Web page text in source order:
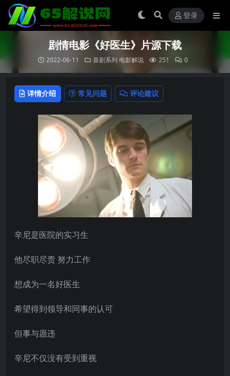
登录
剧情电影《好医生》片源下载
2022-06-11 喜剧系列 电影解说 251 0
详情介绍 常见问题 评论建议
辛尼是医院的实习生
他尽职尽责 努力工作
想成为一名好医生
希望得到领导和同事的认可
但事与愿违
辛尼不仅没有受到重视